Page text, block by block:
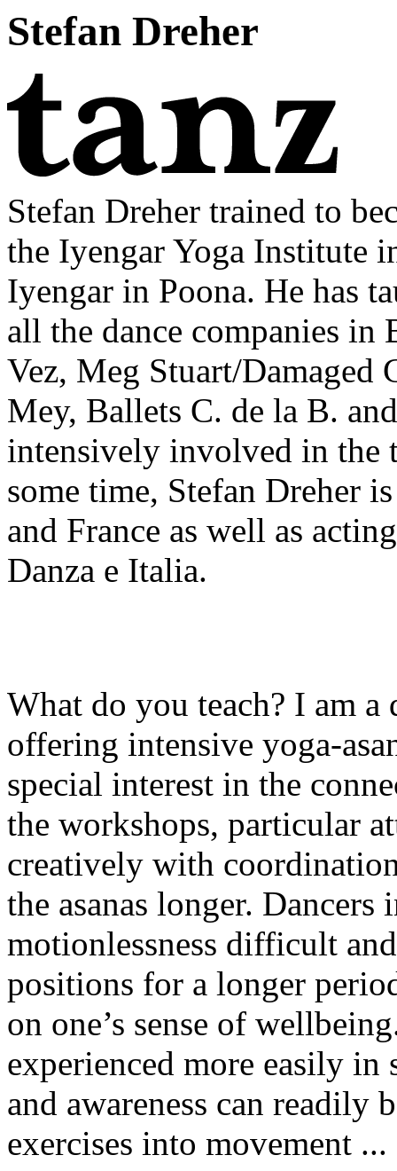
Stefan Dreher
Stefan Dreher trained to
the Iyengar Yoga Institute
Iyengar in Poona. He has
all the dance companies
Vez, Meg Stuart/Damaged
Mey, Ballets C. de la B.
intensively involved in the
some time, Stefan Dreher
and France as well as
Danza e Italia.
What do you teach? I am a
offering intensive yoga-
special interest in the
the workshops, particular
creatively with
the asanas longer.
motionlessness difficult
positions for a longer
on one’s sense of
experienced more easily in
and awareness can readily
exercises into movement ...